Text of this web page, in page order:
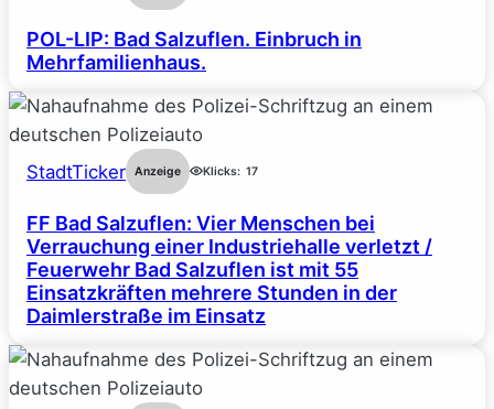
POL-LIP: Bad Salzuflen. Einbruch in
Mehrfamilienhaus.
StadtTicker Anzeige Klicks: 17
FF Bad Salzuflen: Vier Menschen bei
Verrauchung einer Industriehalle verletzt /
Feuerwehr Bad Salzuflen ist mit 55
Einsatzkräften mehrere Stunden in der
Daimlerstraße im Einsatz